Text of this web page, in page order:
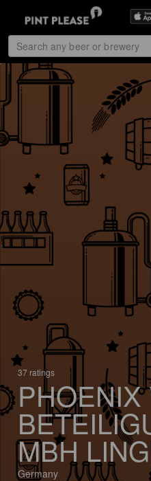
37 ratings
MBH
Germany